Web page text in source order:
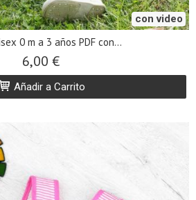
con video
0 m a 3 años PDF con...
6,00 €
Añadir a Carrito